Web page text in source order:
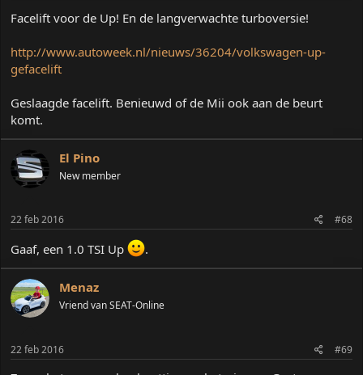
Facelift voor de Up! En de langverwachte turboversie!
http://www.autoweek.nl/nieuws/36204/volkswagen-up-
gefacelift
Geslaagde facelift. Benieuwd of de Mii ook aan de beurt
komt.
El Pino
New member
22 feb 2016 #68
Gaaf, een 1.0 TSI Up .
Menaz
Vriend van SEAT-Online
22 feb 2016 #69